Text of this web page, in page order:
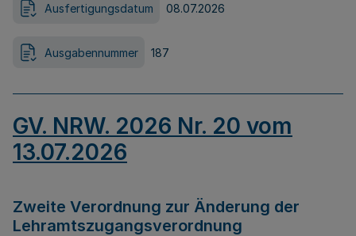
Ausfertigungsdatum 08.07.2026
Ausgabennummer 187
GV. NRW. 2026 Nr. 20 vom
13.07.2026
Zweite Verordnung zur Änderung der
Lehramtszugangsverordnung